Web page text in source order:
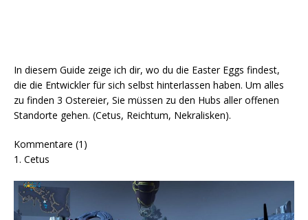
In diesem Guide zeige ich dir, wo du die Easter Eggs findest,
die die Entwickler für sich selbst hinterlassen haben. Um alles
zu finden 3 Ostereier, Sie müssen zu den Hubs aller offenen
Standorte gehen. (Cetus, Reichtum, Nekralisken).
Kommentare (1)
1. Cetus